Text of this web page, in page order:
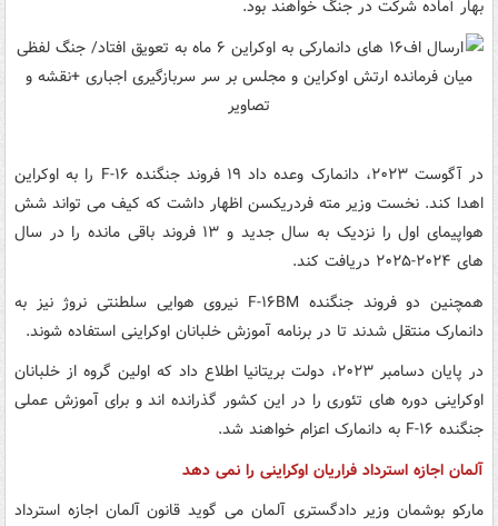
بهار آماده شرکت در جنگ خواهند بود.
در آگوست ۲۰۲۳، دانمارک وعده داد ۱۹ فروند جنگنده F-۱۶ را به اوکراین
اهدا کند. نخست وزیر مته فردریکسن اظهار داشت که کیف می تواند شش
هواپیمای اول را نزدیک به سال جدید و ۱۳ فروند باقی مانده را در سال
های ۲۰۲۴-۲۰۲۵ دریافت کند.
همچنین دو فروند جنگنده F-۱۶BM نیروی هوایی سلطنتی نروژ نیز به
دانمارک منتقل شدند تا در برنامه آموزش خلبانان اوکراینی استفاده شوند.
در پایان دسامبر ۲۰۲۳، دولت بریتانیا اطلاع داد که اولین گروه از خلبانان
اوکراینی دوره های تئوری را در این کشور گذرانده اند و برای آموزش عملی
جنگنده F-۱۶ به دانمارک اعزام خواهند شد.
آلمان اجازه استرداد فراریان اوکراینی را نمی دهد
مارکو بوشمان وزیر دادگستری آلمان می گوید قانون آلمان اجازه استرداد